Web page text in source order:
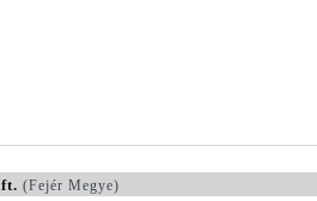
(Fejér Megye)